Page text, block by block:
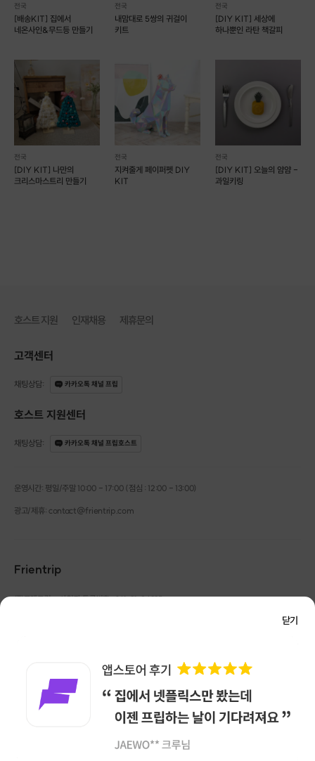
닫기
전국
[배송KIT] 집에서
네온사인&무드등 만들기
전국
내맘대로 5쌍의 귀걸이
키트
전국
[DIY KIT] 세상에
하나뿐인 라탄 책갈피
전국
[DIY KIT] 나만의
크리스마스트리 만들기
전국
지켜줄게 페이퍼펫 DIY
KIT
전국
[DIY KIT] 오늘의 얌얌 -
과일키링
호스트 지원 인재채용 제휴문의
고객센터
채팅상담: 카카오톡 채널 프립
호스트 지원센터
채팅상담: 카카오톡 채널 프립호스트
운영시간: 평일/주말 10:00 - 17:00 (점심 : 12:00 - 13:00)
광고/제휴: contact@frientrip.com
Frientrip
㈜프렌트립 | 사업자 등록번호 : 261-81-04385
대해 ㈜프렌트립은 일체의 책임을 지지 않습니다.
NICEPAY 안전거래 서비스 : 고객님의 안전거래를 위해 현금 결제 시, 저희 사이트에서 가입한
구매안전 서비스를 이용할 수 있습니다.가입 확인
이용약관
앱 다운로드